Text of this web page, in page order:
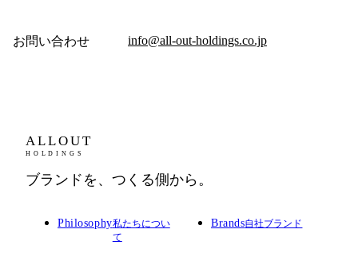
お問い合わせ info@all-out-holdings.co.jp
ALLOUT
HOLDINGS
ブランドを、つくる側から。
Philosophy私たちについ
て
Brands自社ブランド